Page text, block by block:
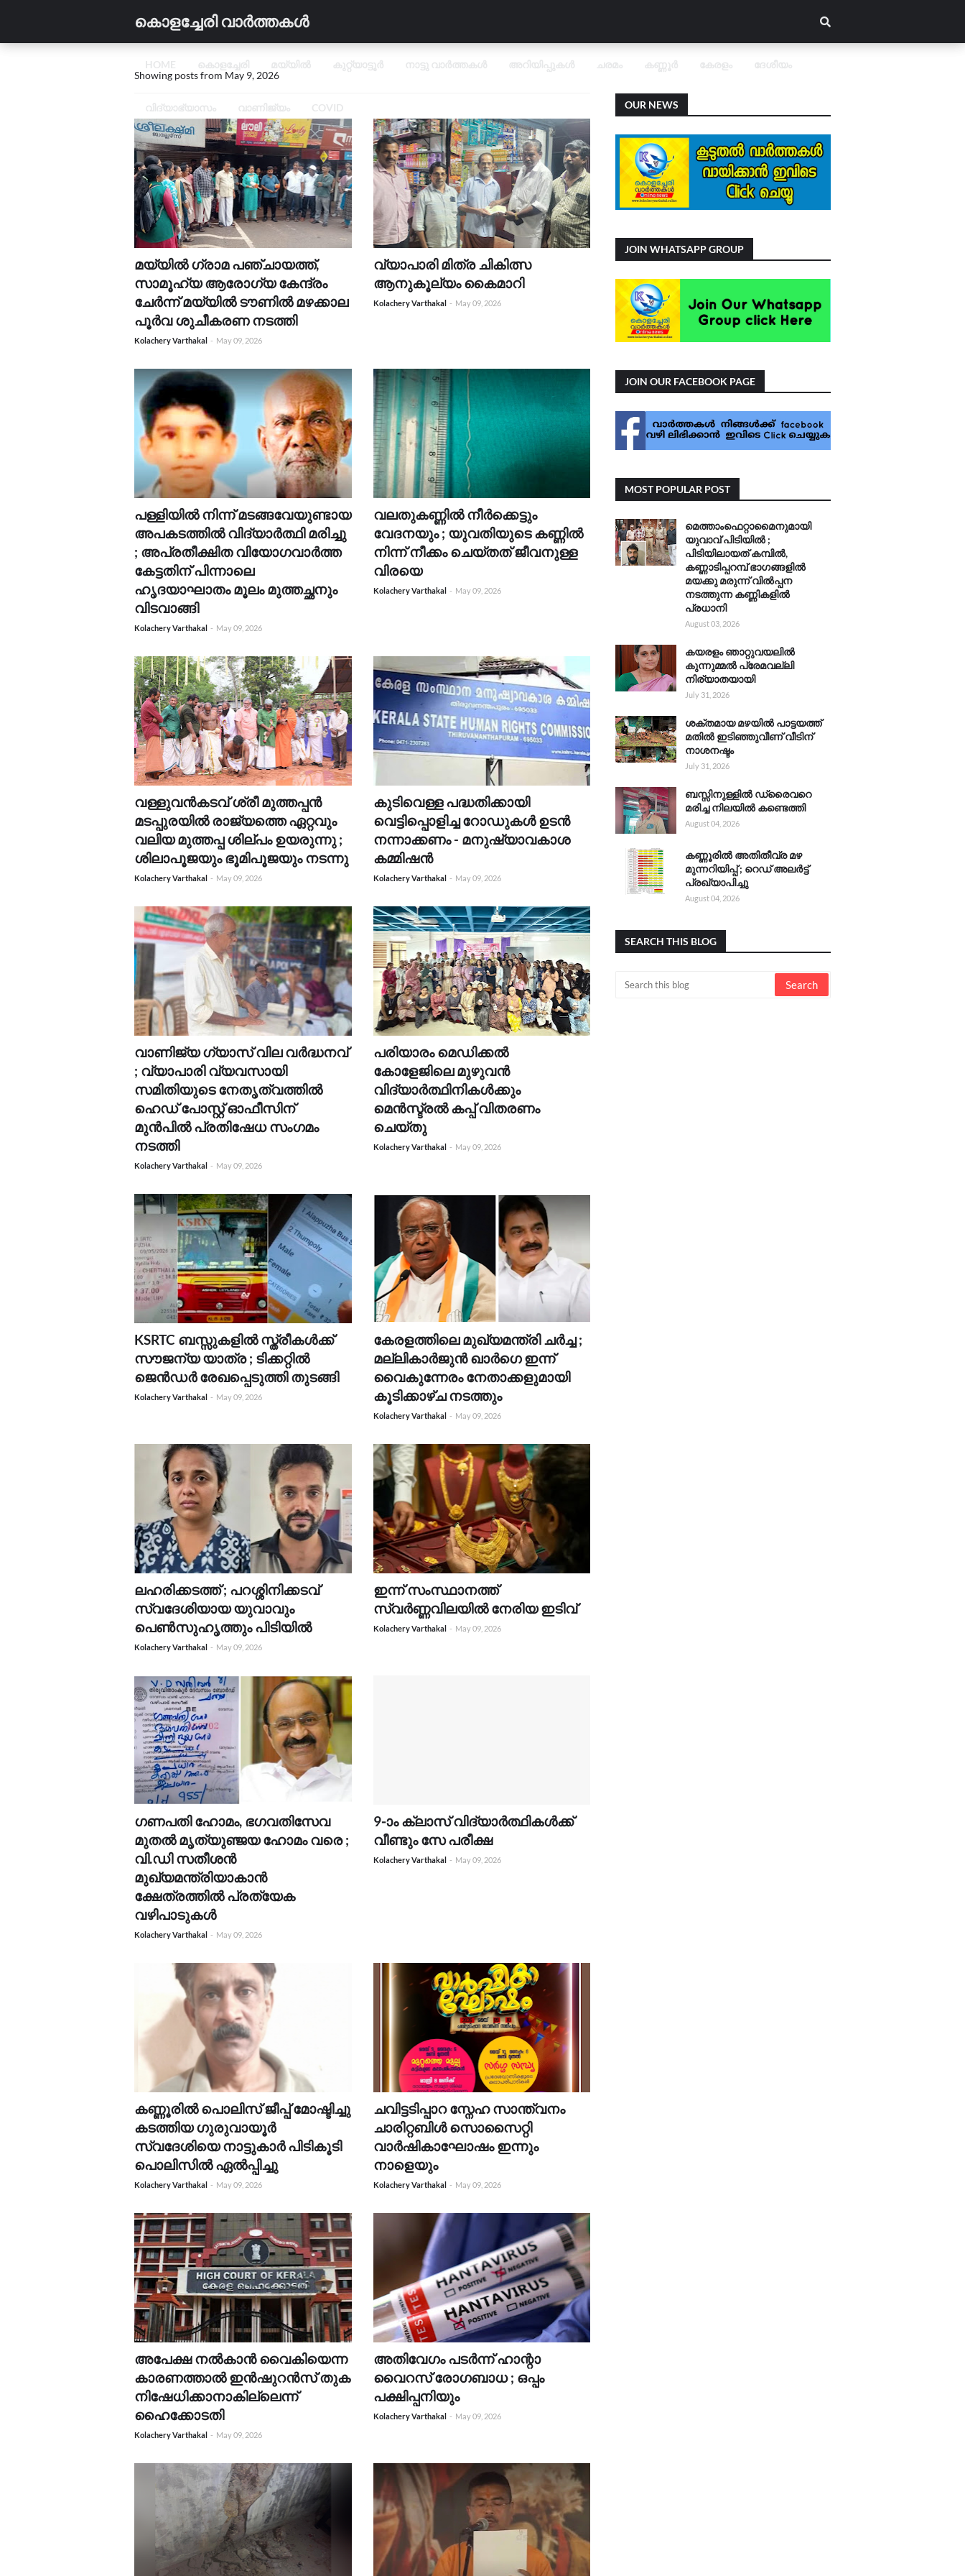
കൊളച്ചേരി വാർത്തകൾ
HOME കൊളച്ചേരി മയ്യിൽ കുറ്റ്യാട്ടൂർ നാട്ടു വാർത്തകൾ അറിയിപ്പുകൾ ചരമം കണ്ണൂർ കേരളം ദേശീയം
വിദ്യാഭ്യാസം വാണിജ്യം COVID
Showing posts from May 9, 2026
മയ്യിൽ ഗ്രാമ പഞ്ചായത്ത്,
സാമൂഹ്യ ആരോഗ്യ കേന്ദ്രം
ചേർന്ന് മയ്യിൽ ടൗണിൽ മഴക്കാല
പൂർവ ശുചീകരണ നടത്തി
Kolachery Varthakal - May 09, 2026
വ്യാപാരി മിത്ര ചികിത്സ
ആനുകൂല്യം കൈമാറി
Kolachery Varthakal - May 09, 2026
പള്ളിയിൽ നിന്ന് മടങ്ങവേയുണ്ടായ
അപകടത്തിൽ വിദ്യാർത്ഥി മരിച്ചു
; അപ്രതീക്ഷിത വിയോഗവാർത്ത
കേട്ടതിന് പിന്നാലെ
ഹൃദയാഘാതം മൂലം മുത്തച്ഛനും
വിടവാങ്ങി
Kolachery Varthakal - May 09, 2026
വലതുകണ്ണിൽ നീർക്കെട്ടും
വേദനയും ; യുവതിയുടെ കണ്ണിൽ
നിന്ന് നീക്കം ചെയ്തത് ജീവനുള്ള
വിരയെ
Kolachery Varthakal - May 09, 2026
വള്ളുവൻകടവ് ശ്രീ മുത്തപ്പൻ
മടപ്പുരയിൽ രാജ്യത്തെ ഏറ്റവും
വലിയ മുത്തപ്പ ശില്പം ഉയരുന്നു ;
ശിലാപൂജയും ഭൂമിപൂജയും നടന്നു
Kolachery Varthakal - May 09, 2026
കുടിവെള്ള പദ്ധതിക്കായി
വെട്ടിപ്പൊളിച്ച റോഡുകൾ ഉടൻ
നന്നാക്കണം - മനുഷ്യാവകാശ
കമ്മിഷൻ
Kolachery Varthakal - May 09, 2026
വാണിജ്യ ഗ്യാസ് വില വർദ്ധനവ്
; വ്യാപാരി വ്യവസായി
സമിതിയുടെ നേതൃത്വത്തിൽ
ഹെഡ് പോസ്റ്റ് ഓഫീസിന്
മുൻപിൽ പ്രതിഷേധ സംഗമം
നടത്തി
Kolachery Varthakal - May 09, 2026
പരിയാരം മെഡിക്കൽ
കോളേജിലെ മുഴുവൻ
വിദ്യാർത്ഥിനികൾക്കും
മെൻസ്ട്രൽ കപ്പ് വിതരണം
ചെയ്തു
Kolachery Varthakal - May 09, 2026
KSRTC ബസ്സുകളിൽ സ്ത്രീകൾക്ക്
സൗജന്യ യാത്ര ; ടിക്കറ്റിൽ
ജെൻഡർ രേഖപ്പെടുത്തി തുടങ്ങി
Kolachery Varthakal - May 09, 2026
കേരളത്തിലെ മുഖ്യമന്ത്രി ചർച്ച ;
മല്ലികാർജുൻ ഖാർഗെ ഇന്ന്
വൈകുന്നേരം നേതാക്കളുമായി
കൂടിക്കാഴ്‌ച നടത്തും
Kolachery Varthakal - May 09, 2026
ലഹരിക്കടത്ത് ; പറശ്ശിനിക്കടവ്
സ്വദേശിയായ യുവാവും
പെൺസുഹൃത്തും പിടിയിൽ
Kolachery Varthakal - May 09, 2026
ഇന്ന് സംസ്ഥാനത്ത്
സ്വർണ്ണവിലയിൽ നേരിയ ഇടിവ്
Kolachery Varthakal - May 09, 2026
ഗണപതി ഹോമം, ഭഗവതിസേവ
മുതൽ മൃത്യുഞ്ജയ ഹോമം വരെ ;
വി.ഡി സതീശൻ
മുഖ്യമന്ത്രിയാകാൻ
ക്ഷേത്രത്തിൽ പ്രത്യേക
വഴിപാടുകൾ
Kolachery Varthakal - May 09, 2026
9-ാം ക്ലാസ് വിദ്യാർത്ഥികൾക്ക്
വീണ്ടും സേ പരീക്ഷ
Kolachery Varthakal - May 09, 2026
കണ്ണൂരിൽ പൊലിസ് ജീപ്പ് മോഷ്ടിച്ചു
കടത്തിയ ഗുരുവായൂർ
സ്വദേശിയെ നാട്ടുകാർ പിടികൂടി
പൊലിസിൽ ഏൽപ്പിച്ചു
Kolachery Varthakal - May 09, 2026
ചവിട്ടടിപ്പാറ സ്നേഹ സാന്ത്വനം
ചാരിറ്റബിൾ സൊസൈറ്റി
വാർഷികാഘോഷം ഇന്നും
നാളെയും
Kolachery Varthakal - May 09, 2026
അപേക്ഷ നൽകാൻ വൈകിയെന്ന
കാരണത്താൽ ഇൻഷുറൻസ് തുക
നിഷേധിക്കാനാകില്ലെന്ന്
ഹൈക്കോടതി
Kolachery Varthakal - May 09, 2026
അതിവേഗം പടർന്ന് ഹാന്റാ
വൈറസ് രോഗബാധ ; ഒപ്പം
പക്ഷിപ്പനിയും
Kolachery Varthakal - May 09, 2026
OUR NEWS
JOIN WHATSAPP GROUP
JOIN OUR FACEBOOK PAGE
MOST POPULAR POST
മെത്താംഫെറ്റാമൈനുമായി
യുവാവ് പിടിയിൽ ;
പിടിയിലായത് കമ്പിൽ,
കണ്ണാടിപ്പറമ്പ് ഭാഗങ്ങളിൽ
മയക്കു മരുന്ന് വിൽപ്പന
നടത്തുന്ന കണ്ണികളിൽ
പ്രധാനി
August 03, 2026
കയരളം ഞാറ്റുവയലിൽ
കുന്നുമ്മൽ പ്രേമവല്ലി
നിര്യാതയായി
July 31, 2026
ശക്തമായ മഴയിൽ പാട്ടയത്ത്
മതിൽ ഇടിഞ്ഞുവീണ് വീടിന്
നാശനഷ്ടം
July 31, 2026
ബസ്സിനുള്ളിൽ ഡ്രൈവറെ
മരിച്ച നിലയിൽ കണ്ടെത്തി
August 04, 2026
കണ്ണൂരിൽ അതിതീവ്ര മഴ
മുന്നറിയിപ്പ് ; റെഡ് അലർട്ട്
പ്രഖ്യാപിച്ചു
August 04, 2026
SEARCH THIS BLOG